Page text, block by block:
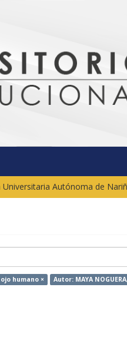
Autónoma de
humano × Autor: MAYA